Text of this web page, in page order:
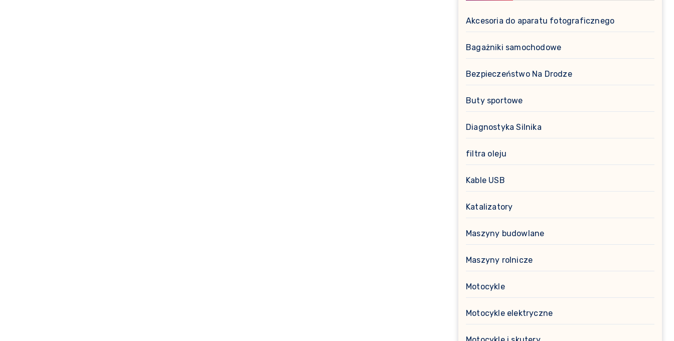
Akcesoria do aparatu fotograficznego
Bagażniki samochodowe
Bezpieczeństwo Na Drodze
Buty sportowe
Diagnostyka Silnika
filtra oleju
Kable USB
Katalizatory
Maszyny budowlane
Maszyny rolnicze
Motocykle
Motocykle elektryczne